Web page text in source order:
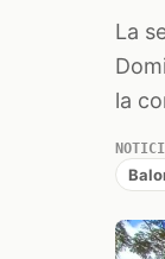
La
la